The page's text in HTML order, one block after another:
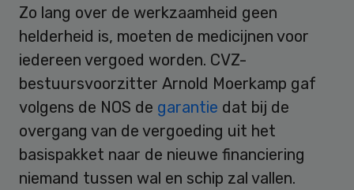
Zo lang over de werkzaamheid geen
helderheid is, moeten de medicijnen voor
iedereen vergoed worden. CVZ-
bestuursvoorzitter Arnold Moerkamp gaf
volgens de NOS de garantie dat bij de
overgang van de vergoeding uit het
basispakket naar de nieuwe financiering
niemand tussen wal en schip zal vallen.